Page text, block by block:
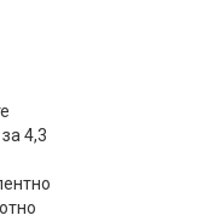
4,3